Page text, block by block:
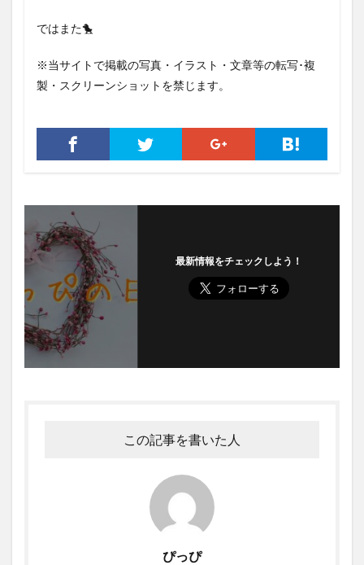
ではまた🐤
※当サイトで掲載の写真・イラスト・文章等の転写･複
製・スクリーンショットを禁じます。
最新情報をチェックしよう！
この記事を書いた人
ぴっぴ